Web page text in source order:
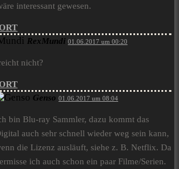
interessant gewesen.
RexMundi 01.06.2017 um 00:20
nicht?
Genso 01.06.2017 um 08:04
bin Blu-ray Sammler, dazu kommt das
auch sehr schnell wieder weg sein kann,
die Lizenz ausläuft, siehe z. B. Netflix. Da
ich auch schon ein paar Filme/Serien.